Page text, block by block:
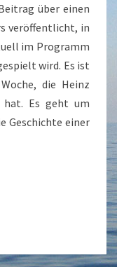
über einen
veröffentlicht, in
im Programm
wird. Es ist
die Heinz
hat. Es geht um
Geschichte einer